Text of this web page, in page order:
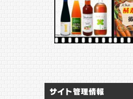
サイト管理情報